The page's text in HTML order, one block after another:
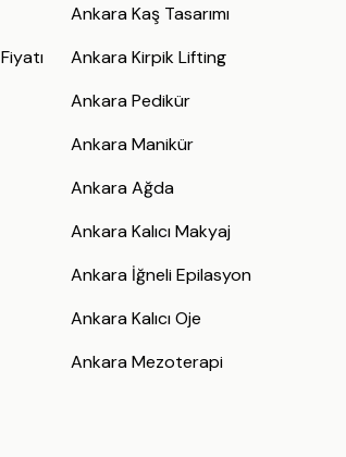
Ankara Kaş Tasarımı
Ankara Kirpik Lifting
Ankara Pedikür
Ankara Manikür
Ankara Ağda
Ankara Kalıcı Makyaj
Ankara İğneli Epilasyon
Ankara Kalıcı Oje
Ankara Mezoterapi